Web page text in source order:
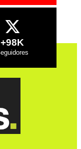
+98K